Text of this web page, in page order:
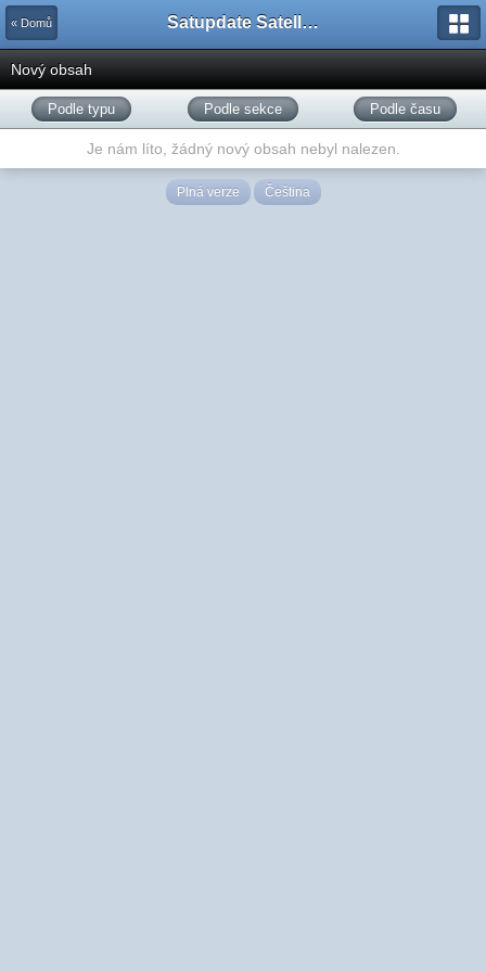
« Domů Satupdate Satellite Support Project
Nový obsah
Podle typu Podle sekce Podle času
Je nám líto, žádný nový obsah nebyl nalezen.
Plná verze Čeština